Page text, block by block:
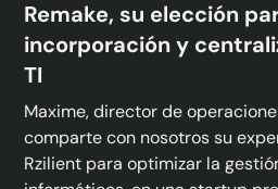
Remake, su elección
incorporación y
TI
Maxime, director de
comparte con nosotros su
Rzilient para optimizar la